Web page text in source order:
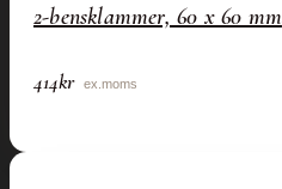
2-bensklammer, 60 x 60 mm
414kr ex.moms